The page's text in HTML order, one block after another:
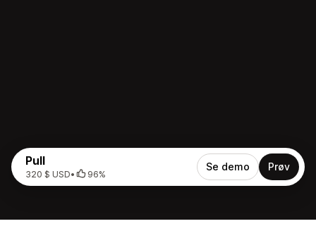
Pull
320 $ USD• 96%
Se demo Prøv